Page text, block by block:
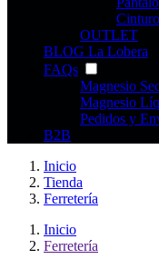
OUTLET
BLOG La Lobera
FAQs
Magnesio
Magnesio
Pedidos y
B2B
Inicio
Tienda
Ferretería
Inicio
Ferretería